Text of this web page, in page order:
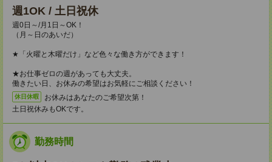
週1OK / 土日祝休
週0日～/月1日～OK！
（月～日のあいだ）
★「火曜と木曜だけ」など色々な働き方ができます！
★お仕事ゼロの週があっても大丈夫。
働きたい日、お休みの希望はお気軽にご相談ください！
休日休暇
お休みはあなたのご希望次第！
土日祝休みもOKです。
勤務時間